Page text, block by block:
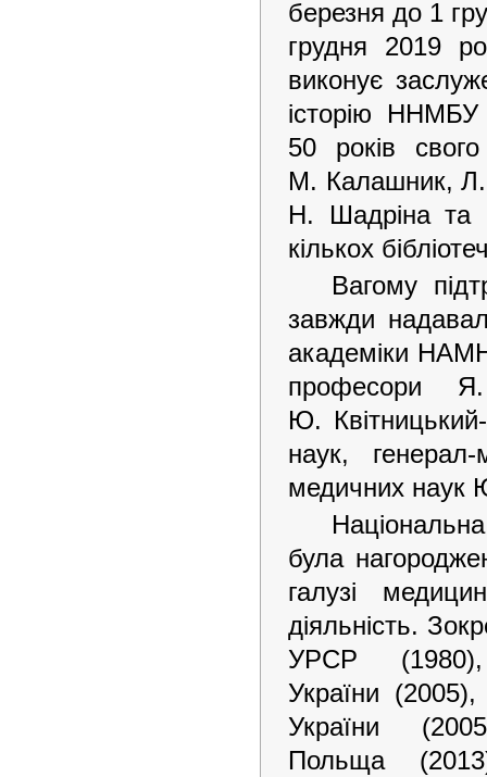
березня до 1
грудня 2019
виконує
історію ННМБУ
50 років
М. Калашник, Л.
Н. Шадріна та
кількох
Вагому
завжди
академіки
професори
Ю.
наук,
медичних наук
була
галузі
діяльність.
УРСР (1980),
України
України
Польща